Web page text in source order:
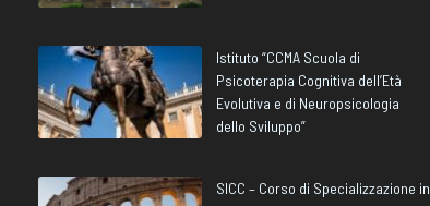
Istituto “CCMA Scuola di
Psicoterapia Cognitiva dell’Età
Evolutiva e di Neuropsicologia
dello Sviluppo”
SICC – Corso di Specializzazione in